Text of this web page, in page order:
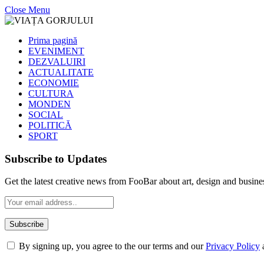
Close Menu
Prima pagină
EVENIMENT
DEZVALUIRI
ACTUALITATE
ECONOMIE
CULTURA
MONDEN
SOCIAL
POLITICĂ
SPORT
Subscribe to Updates
Get the latest creative news from FooBar about art, design and
By signing up, you agree to the our terms and ourPrivacy Policy